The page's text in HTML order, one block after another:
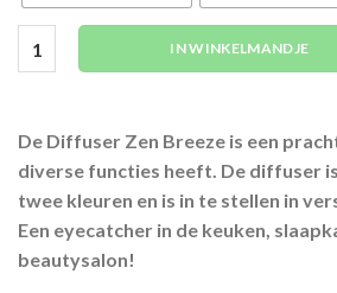
Diffuser Zen Breeze | 200 ml (2 kleuren)
IN WINKELMANDJE
De Diffuser Zen Breeze is een
diverse functies heeft. De diffuser
twee kleuren en is in te stellen in
Een eyecatcher in de keuken,
beautysalon!